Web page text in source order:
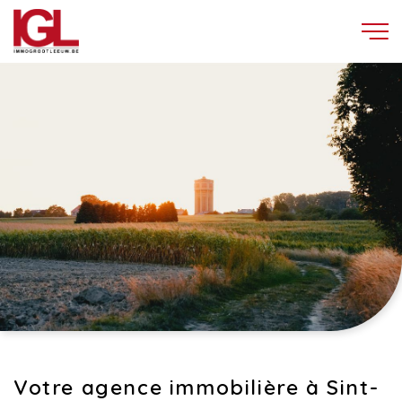
Votre agence immobilière à Sint-